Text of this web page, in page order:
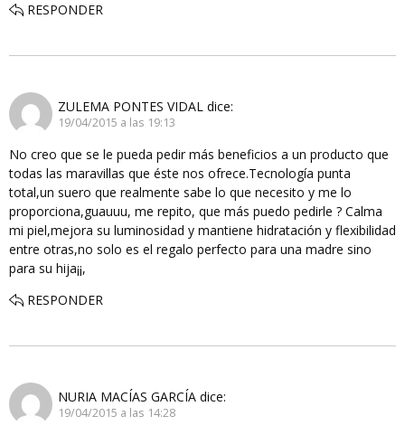
RESPONDER
ZULEMA PONTES VIDAL dice:
19/04/2015 a las 19:13
No creo que se le pueda pedir más beneficios a un producto que
todas las maravillas que éste nos ofrece.Tecnología punta
total,un suero que realmente sabe lo que necesito y me lo
proporciona,guauuu, me repito, que más puedo pedirle ? Calma
mi piel,mejora su luminosidad y mantiene hidratación y flexibilidad
entre otras,no solo es el regalo perfecto para una madre sino
para su hija¡¡,
RESPONDER
NURIA MACÍAS GARCÍA dice:
19/04/2015 a las 14:28